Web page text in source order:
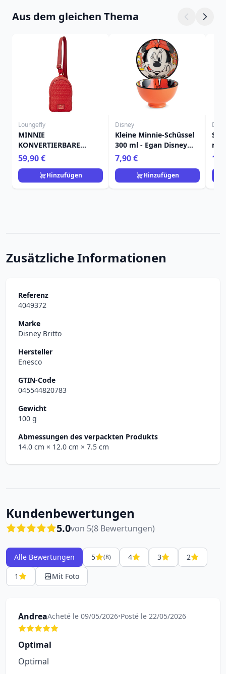
Aus dem gleichen Thema
Loungefly
MINNIE
KONVERTIERBARE
UMHÄNGETASCHE -
DISNEY LOUNGEFLY
59,90 €
Hinzufügen
Disney
Kleine Minnie-Schüssel
300 ml - Egan Disney
Home
7,90 €
Hinzufügen
Set
ml
Zusätzliche Informationen
Referenz
4049372
Marke
Disney Britto
Hersteller
Enesco
GTIN-Code
045544820783
Gewicht
100 g
Abmessungen des verpackten Produkts
14.0 cm × 12.0 cm × 7.5 cm
Kundenbewertungen
5.0von 5(8 Bewertungen)
Alle Bewertungen 5 (8) 4 3
2
1
Mit Foto
AndreaAcheté le 09/05/2026•Posté le 22/05/2026
Optimal
Optimal